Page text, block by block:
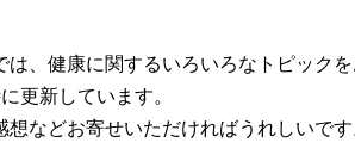
は、健康に関するいろいろなトピック
更新しています。
想などお寄せいただければうれしいで